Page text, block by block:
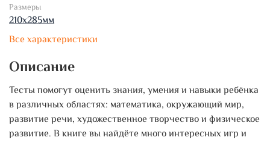
Размеры
210х285мм
Все характеристики
Описание
Тесты помогут оценить знания, умения и навыки ребёнка
в различных областях: математика, окружающий мир,
развитие речи, художественное творчество и физическое
развитие. В книге вы найдёте много интересных игр и